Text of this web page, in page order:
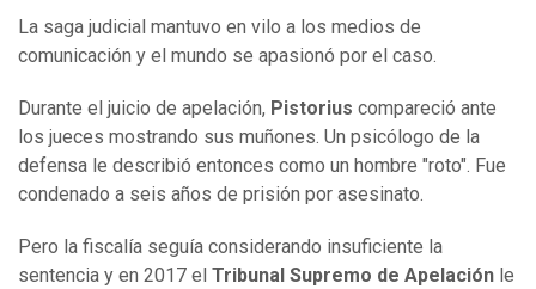
La saga judicial mantuvo en vilo a los medios de
comunicación y el mundo se apasionó por el caso.
Durante el juicio de apelación, Pistorius compareció ante
los jueces mostrando sus muñones. Un psicólogo de la
defensa le describió entonces como un hombre "roto". Fue
condenado a seis años de prisión por asesinato.
Pero la fiscalía seguía considerando insuficiente la
sentencia y en 2017 el Tribunal Supremo de Apelación le